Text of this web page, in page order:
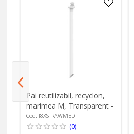
Pai reutilizabil, recyclon,
marimea M, Transparent -
Ion8
Cod: I8XSTRAWMED
(0)